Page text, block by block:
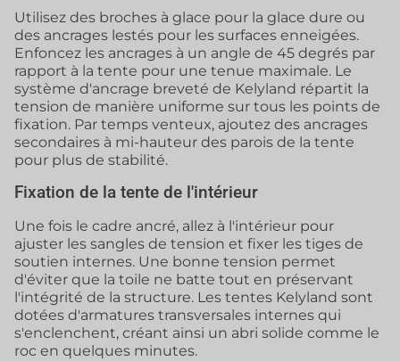
Utilisez des broches à glace pour la glace dure ou
des ancrages lestés pour les surfaces enneigées.
Enfoncez les ancrages à un angle de 45 degrés par
rapport à la tente pour une tenue maximale. Le
système d'ancrage breveté de Kelyland répartit la
tension de manière uniforme sur tous les points de
fixation. Par temps venteux, ajoutez des ancrages
secondaires à mi-hauteur des parois de la tente
pour plus de stabilité.
Fixation de la tente de l'intérieur
Une fois le cadre ancré, allez à l'intérieur pour
ajuster les sangles de tension et fixer les tiges de
soutien internes. Une bonne tension permet
d'éviter que la toile ne batte tout en préservant
l'intégrité de la structure. Les tentes Kelyland sont
dotées d'armatures transversales internes qui
s'enclenchent, créant ainsi un abri solide comme le
roc en quelques minutes.